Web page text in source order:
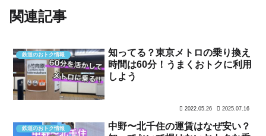
関連記事
鉄道のおトク情報
知ってる？東京メトロの乗り換え
時間は60分！うまくおトクに利用
しよう
2022.05.26 2025.07.16
鉄道のおトク情報
中野〜北千住の運賃はなぜ安い？